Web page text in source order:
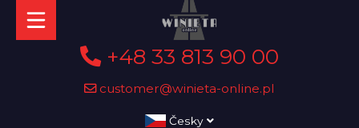
+48 33 813 90 00
customer@winieta-online.pl
Česky